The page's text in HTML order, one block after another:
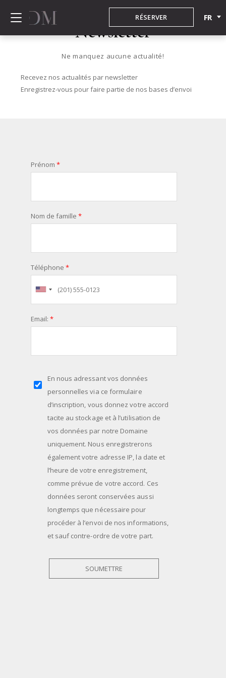
RÉSERVER FR
Newsletter
Ne manquez aucune actualité!
Recevez nos actualités par newsletter
Enregistrez-vous pour faire partie de nos bases d’envoi